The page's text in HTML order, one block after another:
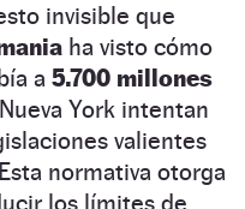
invisible que
ha visto cómo
a 5.700 millones
York intentan
valientes
Esta normativa otorga
los límites de